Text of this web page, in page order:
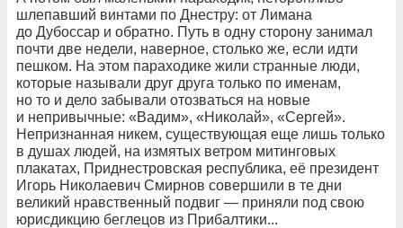
шлепавший винтами по Днестру: от Лимана
до Дубоссар и обратно. Путь в одну сторону занимал
почти две недели, наверное, столько же, если идти
пешком. На этом параходике жили странные люди,
которые называли друг друга только по именам,
но то и дело забывали отозваться на новые
и непривычные: «Вадим», «Николай», «Сергей».
Непризнанная никем, существующая еще лишь только
в душах людей, на измятых ветром митинговых
плакатах, Приднестровская республика, её президент
Игорь Николаевич Смирнов совершили в те дни
великий нравственный подвиг — приняли под свою
юрисдикцию беглецов из Прибалтики...